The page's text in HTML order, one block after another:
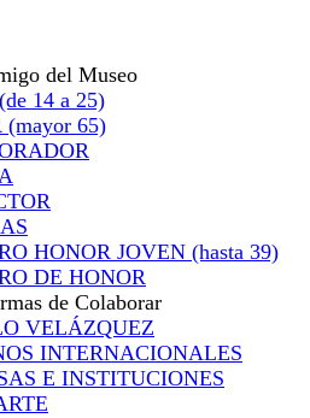
del Museo
(de 14 a 25)
(mayor 65)
HONOR JOVEN (hasta 39)
DE HONOR
de Colaborar
VELÁZQUEZ
INTERNACIONALES
E INSTITUCIONES